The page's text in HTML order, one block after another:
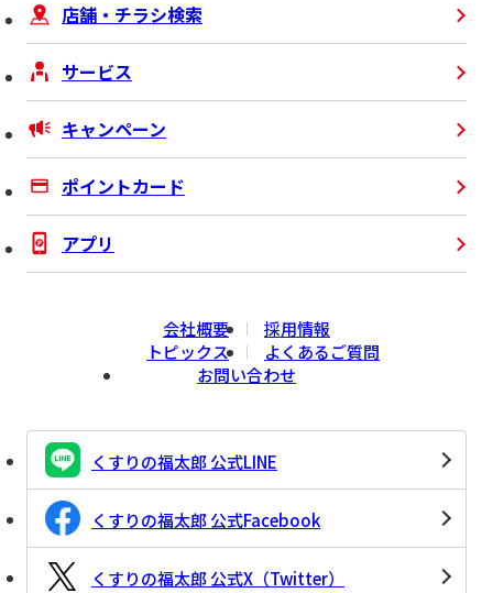
店舗・チラシ検索
サービス
キャンペーン
ポイントカード
アプリ
会社概要
採用情報
トピックス
よくあるご質問
お問い合わせ
くすりの福太郎 公式LINE
くすりの福太郎 公式Facebook
くすりの福太郎 公式X（Twitter）